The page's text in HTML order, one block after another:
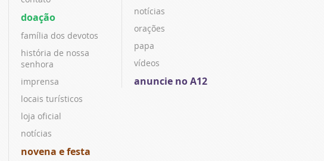
doação
família dos devotos
história de nossa
senhora
imprensa
locais turísticos
loja oficial
notícias
novena e festa
notícias
orações
papa
vídeos
anuncie no A12